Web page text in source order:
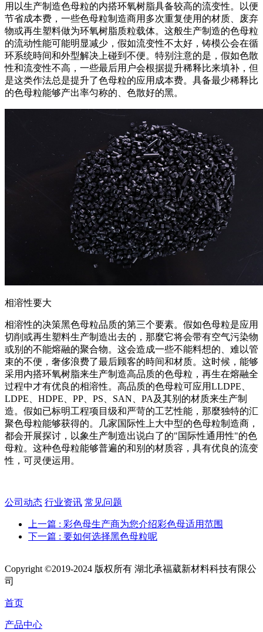
用以生产制造色母粒的内搭环氧树脂具备较高的流变性。以便
节省成本费，一些色母粒制造商用多次重复使用的材质、废弃
物或再生塑料做为环氧树脂质粒载体。这般生产制造的色母粒
的流动性能可能明显减少，假如流变性不太好，铸模公会在循
环系统時间和外型解决上碰到不便。特别注意的是，假如色散
性和流变性不高，一些最后用户会根据提升稀释比来填补，但
是这类作法总是提升了色母粒的应用成本费。具备最少稀释比
的色母粒能够产出率匀称的、色散好的黑。
相溶性要大
相溶性的决策黑色母粒品质的第三个要素。假如色母粒是应用
切削或再生塑料生产制造出去的，那麼它将会带有空气污染物
或别的不能熔融的聚合物。这会造成一些不能料想的、难以管
束的不便，奢侈浪费了最后顾客的時间和材质。这时候，能够
采用内搭环氧树脂来生产制造高品质的色母粒，再生在熔融全
过程中才有优良的相溶性。高品质的色母粒可应用LLDPE、
LDPE、HDPE、PP、PS、SAN、PA及其别的材质来生产制
造。假如已标明工程项目级和严苛的工艺性能，那麼独特的汇
聚色母粒能够获得的。几家国际性上大中型的色母粒制造商，
都会开展探讨，以象生产制造出说白了的"国际性通用性"的色
母粒。这种色母粒能够普遍的和别的材质容，具有优良的流变
性，可灵便运用。
公司动态 行业资讯 常见问题
上一篇 : 彩色母生产商为您介绍彩色母适用范围
下一篇 : 要如何选择黑色母粒呢
Copyright ©2019-2024 版权所有 湖北承福葳新材料科技有限公
司
首页
产品中心